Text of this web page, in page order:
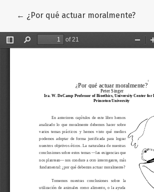
← Volver a los detalles del artículo
¿Por qué actuar moralmente?